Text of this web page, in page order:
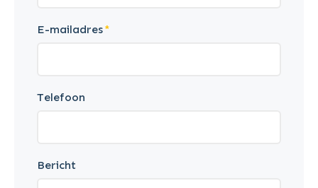
E-mailadres
Telefoon
Bericht